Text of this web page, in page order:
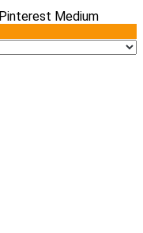
Pinterest Medium